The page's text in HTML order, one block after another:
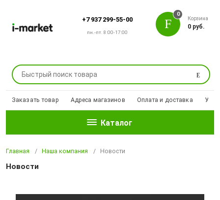
+7 937 299-55-00
пн.-пт. 8:00-17:00
Поиск
0
Корзина
0 руб.
Заказать товар Адреса магазинов Оплата и доставка
Каталог
Главная Наша компания Новости
Новости